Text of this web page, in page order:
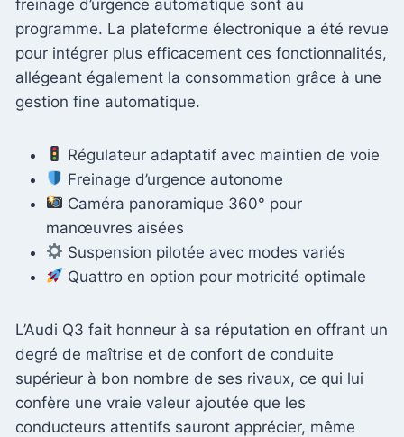
freinage d’urgence automatique sont au
programme. La plateforme électronique a été revue
pour intégrer plus efficacement ces fonctionnalités,
allégeant également la consommation grâce à une
gestion fine automatique.
Régulateur adaptatif avec maintien de voie
Freinage d’urgence autonome
Caméra panoramique 360° pour
manœuvres aisées
Suspension pilotée avec modes variés
Quattro en option pour motricité optimale
L’Audi Q3 fait honneur à sa réputation en offrant un
degré de maîtrise et de confort de conduite
supérieur à bon nombre de ses rivaux, ce qui lui
confère une vraie valeur ajoutée que les
conducteurs attentifs sauront apprécier, même